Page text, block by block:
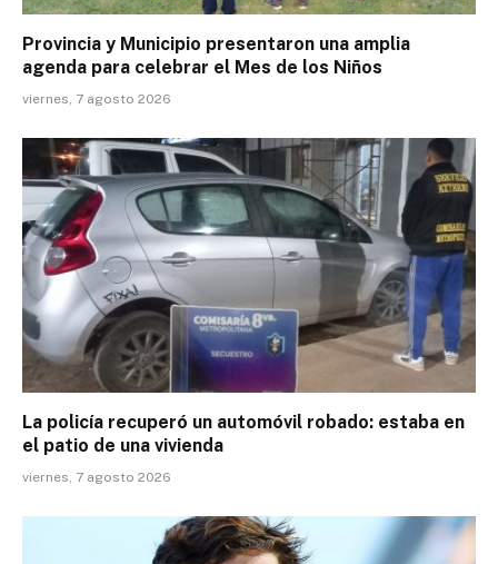
Provincia y Municipio presentaron una amplia
agenda para celebrar el Mes de los Niños
viernes, 7 agosto 2026
La policía recuperó un automóvil robado: estaba en
el patio de una vivienda
viernes, 7 agosto 2026